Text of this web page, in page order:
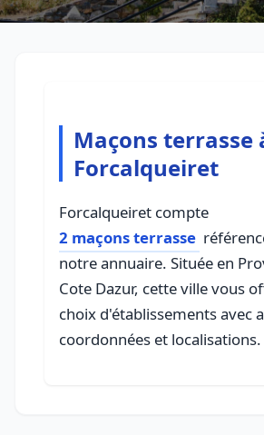
Maçons terrasse
Forcalqueiret
Forcalqueiret compte
2 maçons terrasse
notre annuaire. Située en
Cote Dazur, cette ville vous
choix d'établissements avec
coordonnées et localisations.